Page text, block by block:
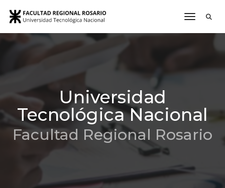
toggle
Universidad
Tecnológica Nacional
Facultad Regional Rosario